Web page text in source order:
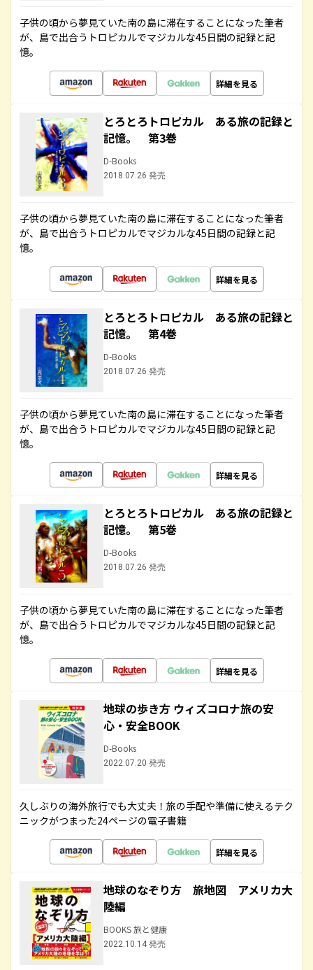
子供の頃から夢見ていた南の島に滞在することになった筆者
が、島で出合うトロピカルでマジカルな45日間の記録と記
憶。
詳細を見る
とろとろトロピカル ある旅の記録と
記憶。 第3巻
D-Books
2018.07.26 発売
子供の頃から夢見ていた南の島に滞在することになった筆者
が、島で出合うトロピカルでマジカルな45日間の記録と記
憶。
詳細を見る
とろとろトロピカル ある旅の記録と
記憶。 第4巻
D-Books
2018.07.26 発売
子供の頃から夢見ていた南の島に滞在することになった筆者
が、島で出合うトロピカルでマジカルな45日間の記録と記
憶。
詳細を見る
とろとろトロピカル ある旅の記録と
記憶。 第5巻
D-Books
2018.07.26 発売
子供の頃から夢見ていた南の島に滞在することになった筆者
が、島で出合うトロピカルでマジカルな45日間の記録と記
憶。
詳細を見る
地球の歩き方 ウィズコロナ旅の安
心・安全BOOK
D-Books
2022.07.20 発売
久しぶりの海外旅行でも大丈夫！旅の手配や準備に使えるテク
ニックがつまった24ページの電子書籍
詳細を見る
地球のなぞり方 旅地図 アメリカ大
陸編
BOOKS 旅と健康
2022.10.14 発売